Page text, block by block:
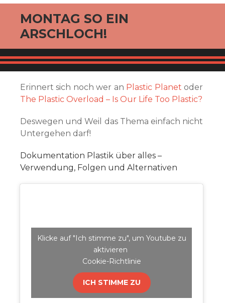
MONTAG SO EIN
ARSCHLOCH!
Erinnert sich noch wer an Plastic Planet oder
The Plastic Overload – Is Our Life Too Plastic?
Deswegen und Weil das Thema einfach nicht
Untergehen darf!
Dokumentation Plastik über alles –
Verwendung, Folgen und Alternativen
Klicke auf "Ich stimme zu", um Youtube zu
aktivieren
Cookie-Richtlinie
ICH STIMME ZU